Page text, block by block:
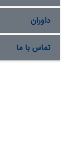
داوران
تماس با ما